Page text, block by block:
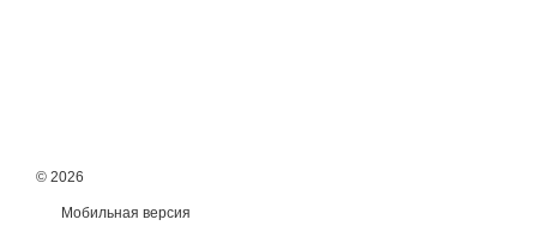
© 2026
Мобильная версия